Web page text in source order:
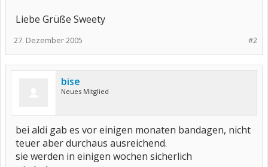
Liebe Grüße Sweety
#2
27. Dezember 2005
bise
Neues Mitglied
bei aldi gab es vor einigen monaten bandagen, nicht
teuer aber durchaus ausreichend.
sie werden in einigen wochen sicherlich